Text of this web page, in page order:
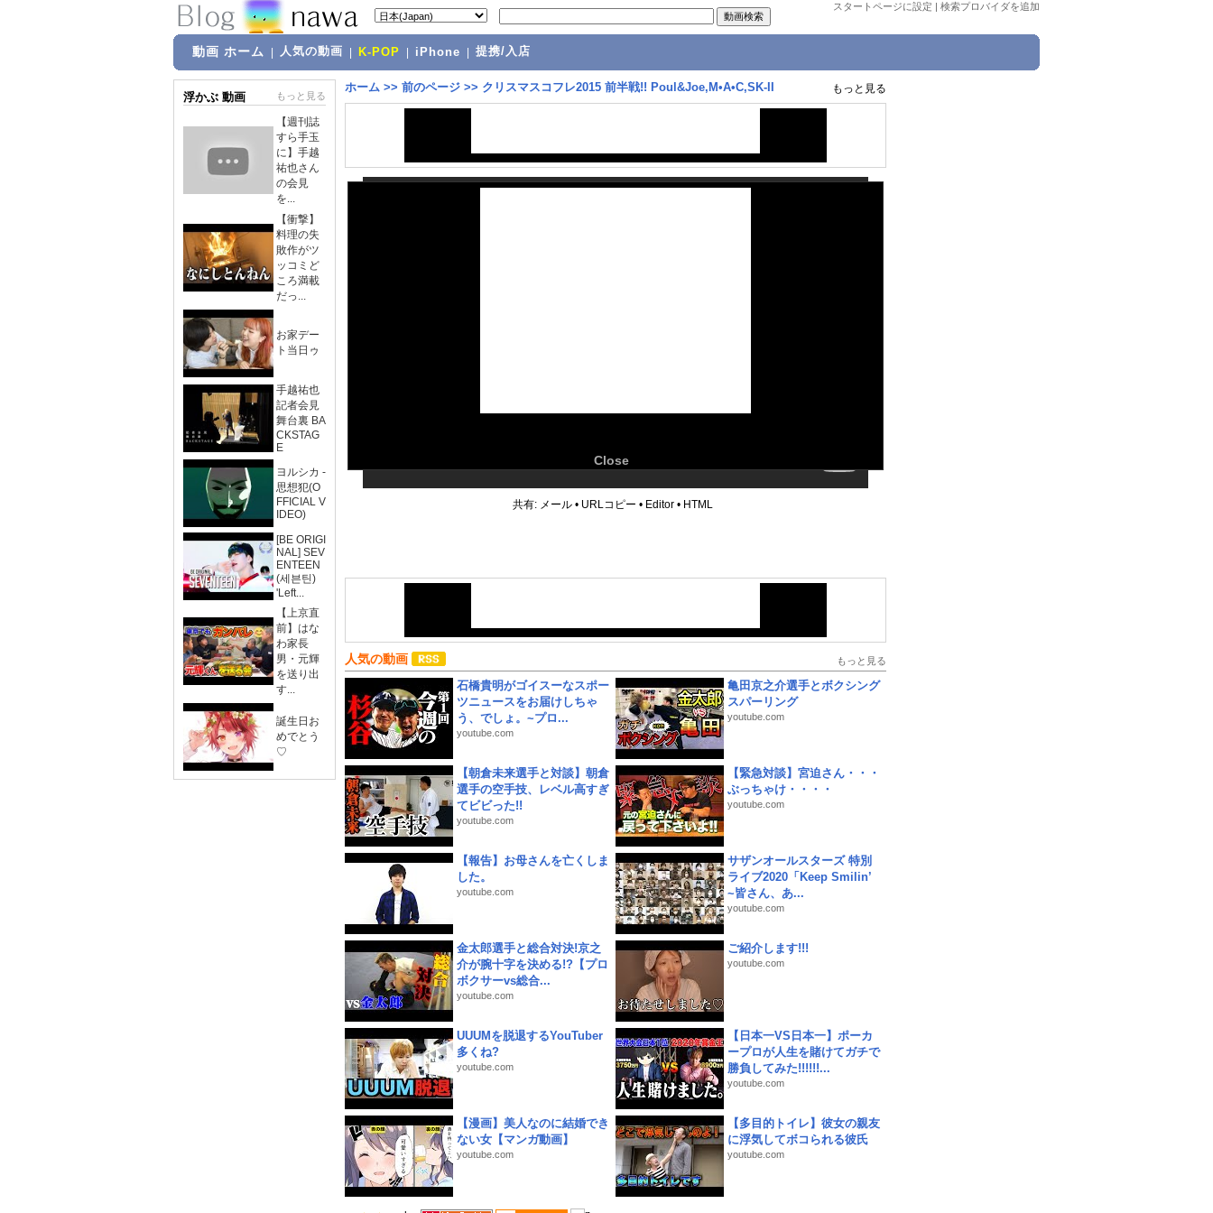
スタートページに設定 | 検索プロバイダを追加
動画 ホーム 人気の動画 K-POP iPhone 提携/入店
浮かぶ 動画 もっと見る
【週刊誌
すら手玉
に】手越
祐也さん
の会見
を...
【衝撃】
料理の失
敗作がツ
ッコミど
ころ満載
だっ...
お家デー
ト当日ゥ
手越祐也
記者会見
舞台裏 BA
CKSTAG
E
ヨルシカ -
思想犯(O
FFICIAL V
IDEO)
[BE ORIGI
NAL] SEV
ENTEEN
(세븐틴)
'Left...
【上京直
前】はな
わ家長
男・元輝
を送り出
す...
誕生日お
めでとう
♡
ホーム >> 前のページ >> クリスマスコフレ2015 前半戦!! Poul&Joe,M•A•C,SK-II もっと見る
Close
共有: メール • URLコピー • Editor • HTML
人気の動画 もっと見る
石橋貴明がゴイスーなスポー
ツニュースをお届けしちゃ
う、でしょ。~プロ...
youtube.com
亀田京之介選手とボクシング
スパーリング
youtube.com
【朝倉未来選手と対談】朝倉
選手の空手技、レベル高すぎ
てビビった!!
youtube.com
【緊急対談】宮迫さん・・・
ぶっちゃけ・・・・
youtube.com
【報告】お母さんを亡くしま
した。
youtube.com
サザンオールスターズ 特別
ライブ2020「Keep Smilin’
~皆さん、あ...
youtube.com
金太郎選手と総合対決!京之
介が腕十字を決める!?【プロ
ボクサーvs総合...
youtube.com
ご紹介します!!!
youtube.com
UUUMを脱退するYouTuber
多くね?
youtube.com
【日本一VS日本一】ポーカ
ープロが人生を賭けてガチで
勝負してみた!!!!!!...
youtube.com
【漫画】美人なのに結婚でき
ない女【マンガ動画】
youtube.com
【多目的トイレ】彼女の親友
に浮気してボコられる彼氏
youtube.com